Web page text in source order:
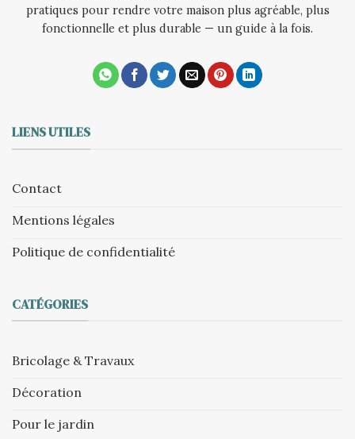
pratiques pour rendre votre maison plus agréable, plus
fonctionnelle et plus durable — un guide à la fois.
LIENS UTILES
Contact
Mentions légales
Politique de confidentialité
CATÉGORIES
Bricolage & Travaux
Décoration
Pour le jardin